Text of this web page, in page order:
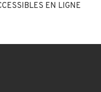
EN LIGNE